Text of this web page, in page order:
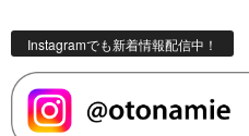
Instagramでも新着情報配信中！